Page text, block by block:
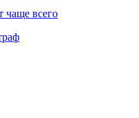
чаще всего